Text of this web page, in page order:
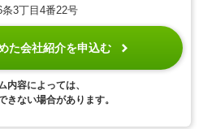
3丁目4番22号
た会社紹介を申込む
内容によっては、
きない場合があります。